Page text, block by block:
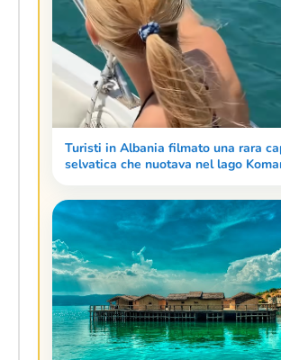
Turisti in Albania filmato una rara
selvatica che nuotava nel lago